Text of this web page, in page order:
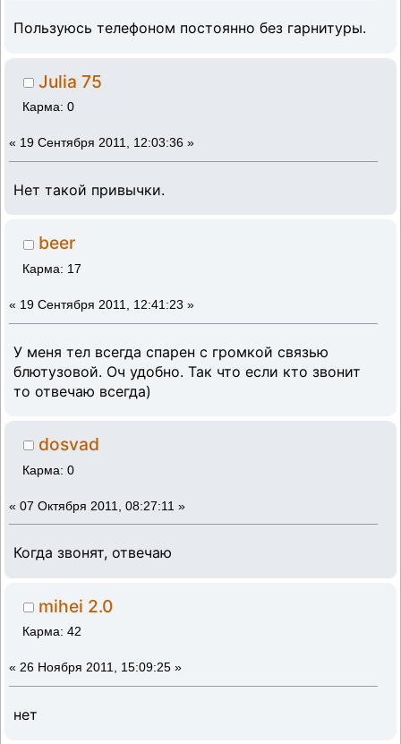
Пользуюсь телефоном постоянно без гарнитуры.
Julia 75
Карма: 0
« 19 Сентября 2011, 12:03:36 »
Нет такой привычки.
beer
Карма: 17
« 19 Сентября 2011, 12:41:23 »
У меня тел всегда спарен с громкой связью
блютузовой. Оч удобно. Так что если кто звонит
то отвечаю всегда)
dosvad
Карма: 0
« 07 Октября 2011, 08:27:11 »
Когда звонят, отвечаю
mihei 2.0
Карма: 42
« 26 Ноября 2011, 15:09:25 »
нет